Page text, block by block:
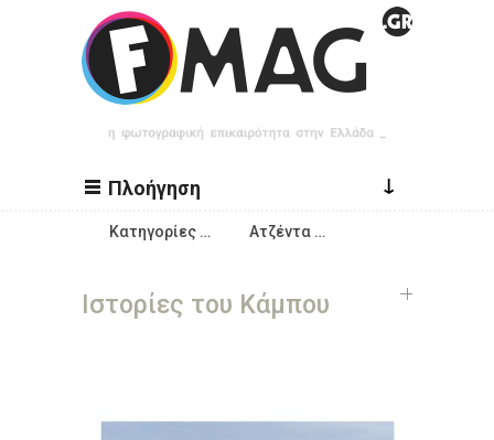
Παράκαμψη προς το κυρίως περιεχόμενο
Πλοήγηση ↓
Κατηγορίες … Ατζέντα …
Ιστορίες του Κάμπου